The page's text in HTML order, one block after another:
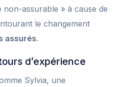
assurable » à cause de
le changement
assurés.
d’expérience
Sylvia, une